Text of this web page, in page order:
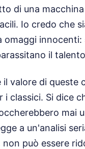
di una
Io credo che
omaggi
il
valore di queste
i classici. Si dice
mai
a un'analisi
può essere